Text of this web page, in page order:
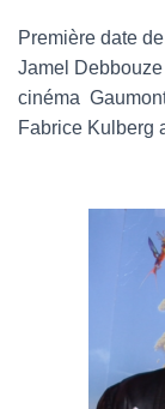
Première date
Jamel
cinéma
Fabrice Kulberg